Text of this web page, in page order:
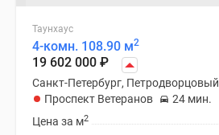
Таунхаус
4-комн. 108.90 м2
19 602 000 ₽
Санкт-Петербург, Петродворцовый
Проспект Ветеранов
24 мин.
Цена за м2